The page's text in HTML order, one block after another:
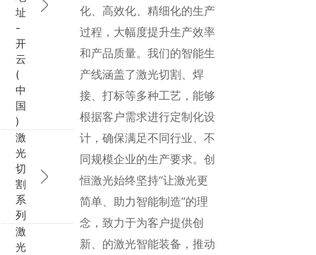
EM-Smart 系列
创恒激光双头双工位铁芯激光焊接机
新能源电机定转子铁芯激光焊接机
创恒激光阀芯焊接工作站
新能源汽车零配件激光焊接机
电机定转子铁芯快速打样加工服务
水暖洁具行业
厨具五金行业
包装赋码及标机
礼品定制
模具制造行业中激光加工设备解决方案
低压电气行业
行业动态
址
-
开
云
(
中
国
)
激
光
切
割
系
列
激
光
化、高效化、精细化的生产
过程，大幅度提升生产效率
和产品质量。我们的智能生
产线涵盖了激光切割、焊
接、打标等多种工艺，能够
根据客户需求进行定制化设
计，确保满足不同行业、不
同规模企业的生产要求。创
恒激光始终坚持“让激光更
简单、助力智能制造”的理
念，致力于为客户提供创
新、的激光智能装备，推动